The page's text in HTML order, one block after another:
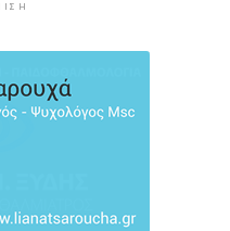
του
της ΕΛ.Α.Σ. στη